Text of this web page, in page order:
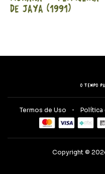
de Jaya (1991)
O tempo
Termos de Uso Política
Copyright ©